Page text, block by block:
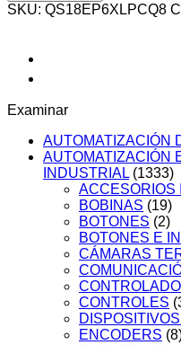
SKU: QS18EP6XLPCQ8
Examinar
AUTOMATIZACIÓN
AUTOMATIZACIÓN
INDUSTRIAL (1333)
ACCESORIOS
BOBINAS (19)
BOTONES (2)
BOTONES E
CÁMARAS
CONTROLES
ENCODERS